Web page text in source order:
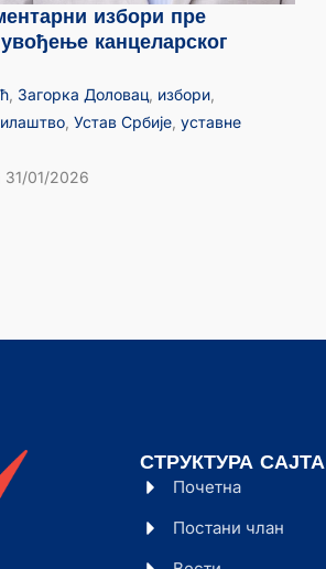
избори пре
канцеларског
Загорка Доловац избори
Устав Србије уставне
31/01/2026
СТРУКТУРА САЈТА
Почетна
Постани члан